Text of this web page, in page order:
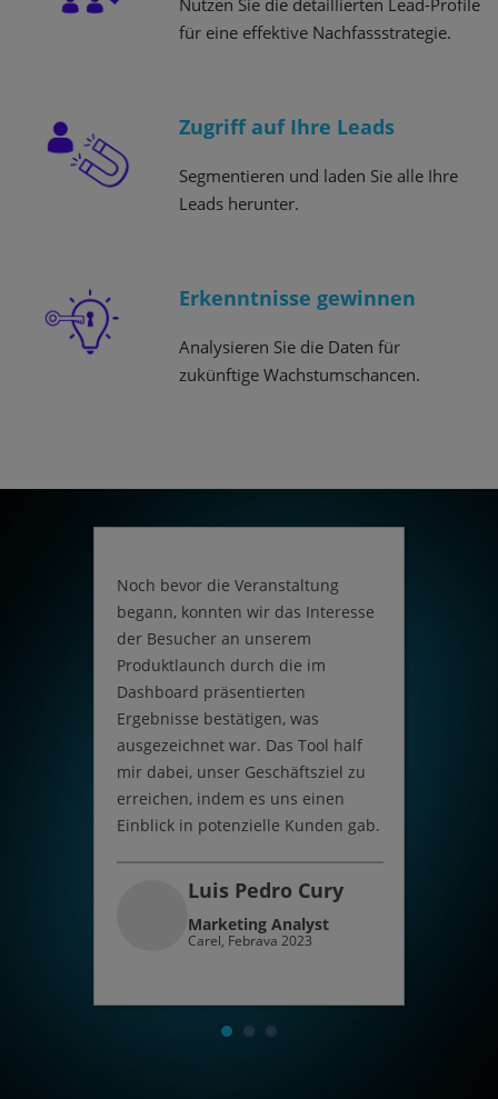
Nutzen Sie die detaillierten Lead-Profile
für eine effektive Nachfassstrategie.
Zugriff auf Ihre Leads
Segmentieren und laden Sie alle Ihre
Leads herunter.
Erkenntnisse gewinnen
Analysieren Sie die Daten für
zukünftige Wachstumschancen.
Noch bevor die Veranstaltung
begann, konnten wir das Interesse
der Besucher an unserem
Produktlaunch durch die im
Dashboard präsentierten
Ergebnisse bestätigen, was
ausgezeichnet war. Das Tool half
mir dabei, unser Geschäftsziel zu
erreichen, indem es uns einen
Einblick in potenzielle Kunden gab.
Luis Pedro Cury
Marketing Analyst
Carel, Febrava 2023